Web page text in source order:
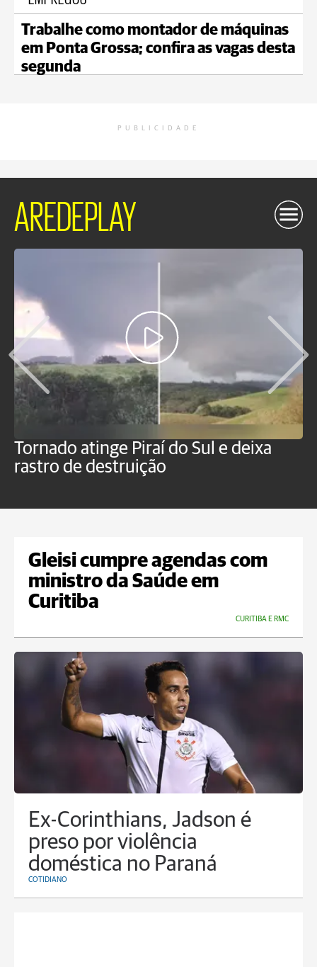
Trabalhe como montador de máquinas
em Ponta Grossa; confira as vagas desta
segunda
PUBLICIDADE
AREDEPLAY
Tornado atinge Piraí do Sul e deixa
rastro de destruição
Gleisi cumpre agendas com
ministro da Saúde em
Curitiba
CURITIBA E RMC
Ex-Corinthians, Jadson é
preso por violência
doméstica no Paraná
COTIDIANO